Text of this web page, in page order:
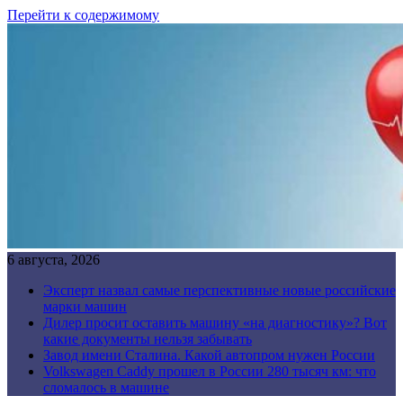
Перейти к содержимому
6 августа, 2026
Эксперт назвал самые перспективные новые российские
марки машин
Дилер просит оставить машину «на диагностику»? Вот
какие документы нельзя забывать
Завод имени Сталина. Какой автопром нужен России
Volkswagen Caddy прошел в России 280 тысяч км: что
сломалось в машине